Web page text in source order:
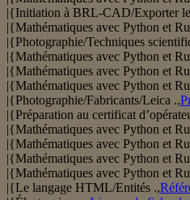
|{Initiation à BRL-CAD/Exporter
|{Mathématiques avec Python et
|{Photographie/Techniques
|{Mathématiques avec Python et
|{Mathématiques avec Python et
|{Mathématiques avec Python et
|{Photographie/Fabricants/Leica .,
|{Préparation au certificat
|{Mathématiques avec Python et
|{Mathématiques avec Python et
|{Mathématiques avec Python et
|{Mathématiques avec Python et
|{Le langage HTML/Entités .,